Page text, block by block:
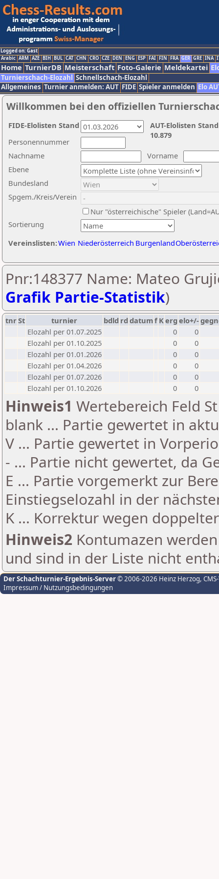
Logged on: Gast
Arabic ARM AZE BIH BUL CAT CHN CRO CZE DEN ENG ESP FAI FIN FRA GER GRE INA
Home TurnierDB Meisterschaft Foto-Galerie Meldekartei
Turnierschach-Elozahl Schnellschach-Elozahl
Allgemeines Turnier anmelden: AUT FIDE Spieler anmelden Elo
Willkommen bei den offiziellen
Nachname
Vorname
Ebene
Sortierung
Personennummer
Bundesland
Spgem./Kreis/Verein
Nur "österreichische" Spieler
Vereinslisten:Wien Niederösterreich Burgenland
AUT-Elolisten
10.879
FIDE-Elolisten Stand
Pnr:148377 Name: Mateo
Grafik Partie-Statistik)
tnrSt turnier bdld rd datumf Kerg elo+/-
Elozahl per 01.07.2025
0
0
Elozahl per 01.10.2025
0
0
Elozahl per 01.01.2026
0
0
Elozahl per 01.04.2026
0
0
Elozahl per 01.07.2026
0
0
Elozahl per 01.10.2026
0 0
Hinweis1 Wertebereich Feld
blank ... Partie gewertet in
V ... Partie gewertet in
- ... Partie nicht gewertet, da
E ... Partie vorgemerkt zur
Einstiegselozahl in der
K ... Korrektur wegen
Hinweis2 Kontumazen
und sind in der Liste nicht
Der Schachturnier-Ergebnis-Server© 2006-2026 Heinz Herzog,
Impressum / Nutzungsbedingungen